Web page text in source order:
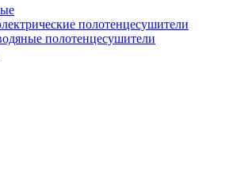
полотенцесушители
полотенцесушители